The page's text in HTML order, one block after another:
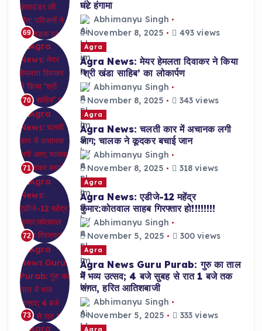
69
घंटे हंगामा
Abhimanyu Singh
November 8, 2025
493 views
70
Agra
Agra News: मेयर हेमलता दिवाकर ने किया
‘श्री खंडा साहिब’ का लोकार्पण
Abhimanyu Singh
November 8, 2025
343 views
71
Agra
Agra News: चलती कार में अचानक लगी
आग; चालक ने कूदकर बचाई जान
Abhimanyu Singh
November 8, 2025
318 views
72
Agra
Agra News: एडीजे-12 महेंद्र
कुमार:कोतवाल साहब गिरफ्तार हो!!!!!!!!
Abhimanyu Singh
November 5, 2025
300 views
73
Agra
Agra News Guru Purab: गुरु का ताल
में भव्य उत्सव; 4 बजे सुबह से रात 1 बजे तक
संगत, हरित आतिशबाजी
Abhimanyu Singh
November 5, 2025
333 views